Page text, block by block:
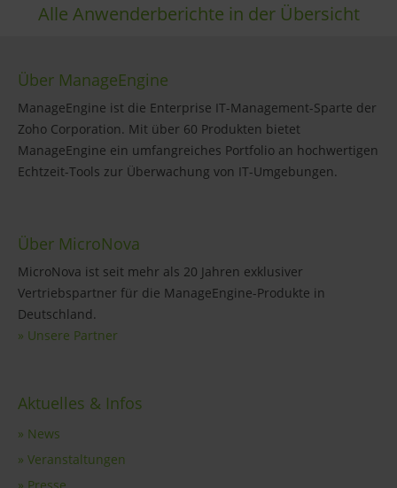
Alle Anwenderberichte in der Übersicht
Über ManageEngine
ManageEngine ist die Enterprise IT-Management-Sparte der
Zoho Corporation. Mit über 60 Produkten bietet
ManageEngine ein umfangreiches Portfolio an hochwertigen
Echtzeit-Tools zur Überwachung von IT-Umgebungen.
Über MicroNova
MicroNova ist seit mehr als 20 Jahren exklusiver
Vertriebspartner für die ManageEngine-Produkte in
Deutschland.
» Unsere Partner
Aktuelles & Infos
» News
» Veranstaltungen